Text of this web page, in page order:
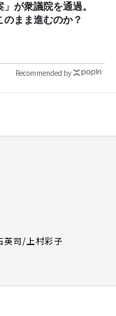
」が衆議院を通過。
まま進むのか？
Recommended by
英司/上村彩子